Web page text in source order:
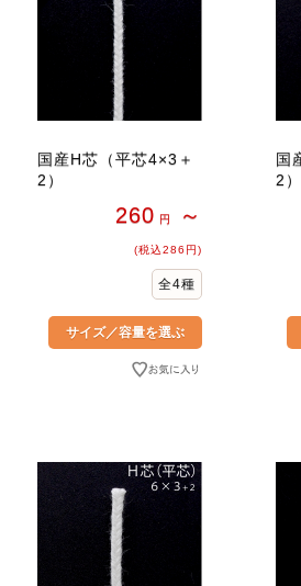
国産H芯（平芯4×3＋
2）
260 円 ～
(税込286円)
全4種
国
2）